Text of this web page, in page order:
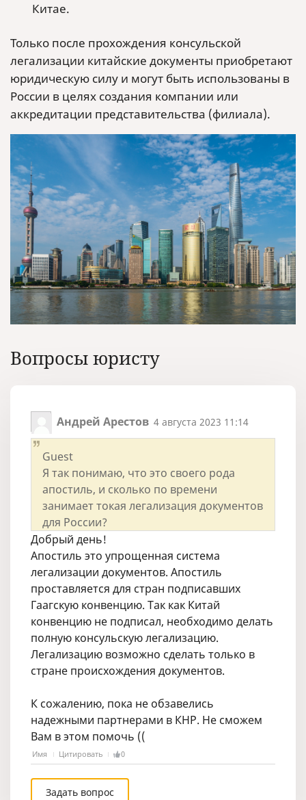
Китае.
Только после прохождения консульской
легализации китайские документы приобретают
юридическую силу и могут быть использованы в
России в целях создания компании или
аккредитации представительства (филиала).
Вопросы юристу
Андрей Арестов 4 августа 2023 11:14
Guest
Я так понимаю, что это своего рода
апостиль, и сколько по времени
занимает токая легализация документов
для России?
Добрый день!
Апостиль это упрощенная система
легализации документов. Апостиль
проставляется для стран подписавших
Гаагскую конвенцию. Так как Китай
конвенцию не подписал, необходимо делать
полную консульскую легализацию.
Легализацию возможно сделать только в
стране происхождения документов.
К сожалению, пока не обзавелись
надежными партнерами в КНР. Не сможем
Вам в этом помочь ((
Имя Цитировать 0
Задать вопрос